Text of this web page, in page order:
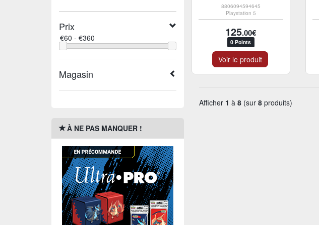
Prix
Magasin
À NE PAS MANQUER !
8806094594645
Playstation 5
125.00€
0 Points
Voir le produit
Afficher 1 à 8(sur 8produits)